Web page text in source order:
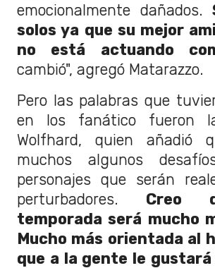
emocionalmente dañados.
solos ya que su mejor
no está actuando
cambió", agregó Matarazzo.
Pero las palabras que
en los fanático fueron
Wolfhard, quien añadió
muchos algunos
personajes que serán
perturbadores. Creo
temporada será mucho
Mucho más orientada al
que a la gente le gustará